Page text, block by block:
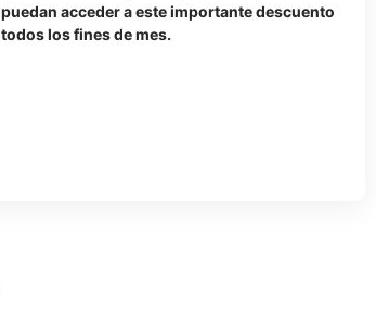
puedan acceder a este importante descuento
todos los fines de mes.